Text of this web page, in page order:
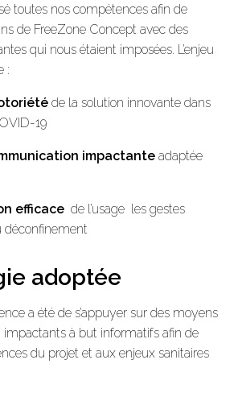
toutes nos compétences afin de
de FreeZone Concept avec des
qui nous étaient imposées. L’enjeu
:
de la solution innovante dans
19
impactante adaptée
efficace de l’usage les gestes
déconfinement
adoptée
a été de s’appuyer sur des moyens
à but informatifs afin de
du projet et aux enjeux sanitaires